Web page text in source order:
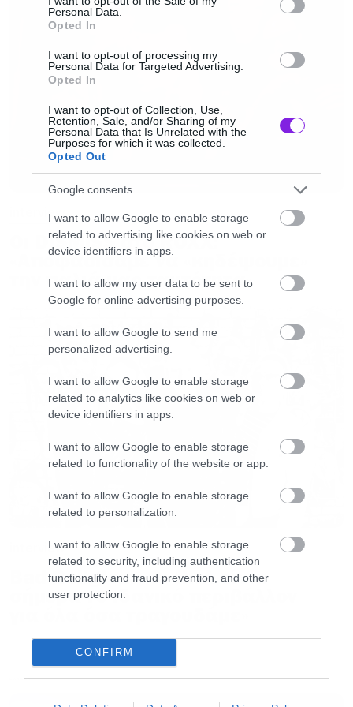
Personal Data.
Opted In
I want to opt-out of processing my
Personal Data for Targeted Advertising.
Opted In
I want to opt-out of Collection, Use,
Retention, Sale, and/or Sharing of my
Personal Data that Is Unrelated with the
Purposes for which it was collected.
Opted Out
Google consents
I want to allow Google to enable storage
related to advertising like cookies on web or
device identifiers in apps.
I want to allow my user data to be sent to
Google for online advertising purposes.
I want to allow Google to send me
personalized advertising.
I want to allow Google to enable storage
related to analytics like cookies on web or
device identifiers in apps.
I want to allow Google to enable storage
related to functionality of the website or app.
I want to allow Google to enable storage
related to personalization.
I want to allow Google to enable storage
related to security, including authentication
functionality and fraud prevention, and other
user protection.
CONFIRM
παραπάνω “ανάσα”, ενώ κάποιες άλλες θα
Σε σχέση με τις προηγούμενες κυκλοφορίες
σας, ο ήχος εδώ δείχνει πιο βαρύς
συναισθηματικά. Ήταν αυτή μια συνειδητή
αλλαγή ή προέκυψε οργανικά;
Η αλλαγή αυτή όντως προέκυψε οργανικά, δεν
ήταν συνειδητή. Σε σχέση με το “Home”, την
προηγούμενη μας κυκλοφορία, είναι αλήθεια
ότι το “In Your Absence” είναι πιο βαρύ
συναισθηματικά. Ωστόσο, αυτά τα κομμάτια,
αυτές οι ιδέες, είναι αυτά που μας βγήκαν
πηγαία να γράψουμε και να παίξουμε. Στην
περίπτωση του “In Your Absence”, το συνολικό
συναίσθημα περισσότερο άρχισε να
διαφαίνεται προς το τέλος, όταν
ηχογραφήσαμε τον δίσκο και τον ακούσαμε
στην ολότητα του. Επιπρόσθετα, ιδέες που
κατέληξαν να είναι μέρος του “In Your
Absence” άρχισαν να δουλεύονται (σε κάποια
μορφή) από το μακρινό, πλέον, 2020. Λόγω του
μεγάλου αυτού χρονικού διαστήματος, και
λόγω του ότι κατά την διάρκεια της σύνθεσης η
χωριστά, μέχρι να ακούσουμε το “σύνολο” δεν
είχαμε τόσο καθαρή εικόνα του
συναισθήματος.
interview
Oι DISMISS στο ROXX:
«Αποφασίσαμε να «κηδέψουμε»
την παλιά μας ταυτότητα»
interview
Bad Religion: «Οι ΗΠΑ είναι
σήμερα το ιδανικό περιβάλλον
LATEST